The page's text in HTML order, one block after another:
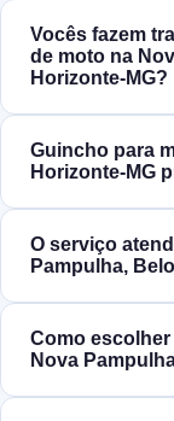
Vocês fazem
de moto na
Horizonte‑MG?
Guincho para
Horizonte‑MG
O serviço
Pampulha,
Como
Nova